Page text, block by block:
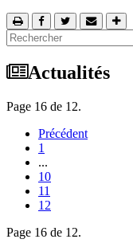
Actualités
Page 16 de 12.
Précédent
1
...
10
11
12
Page 16 de 12.